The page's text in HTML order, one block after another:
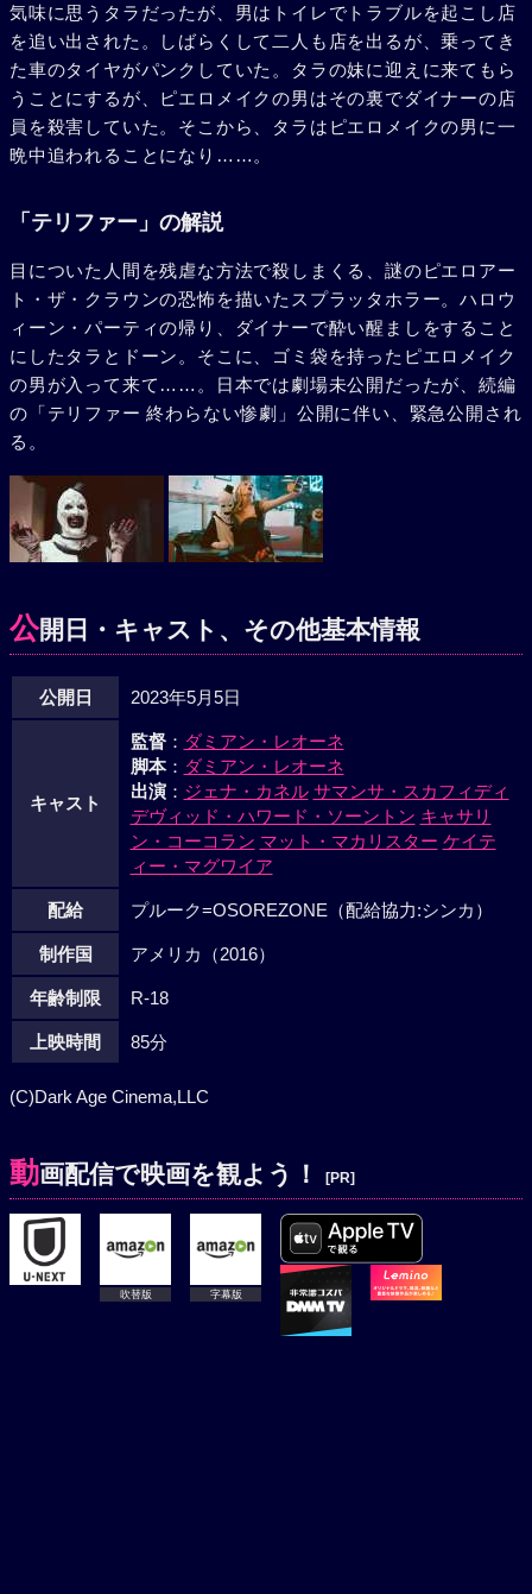
気味に思うタラだったが、男はトイレでトラブルを起こし店
を追い出された。しばらくして二人も店を出るが、乗ってき
た車のタイヤがパンクしていた。タラの妹に迎えに来てもら
うことにするが、ピエロメイクの男はその裏でダイナーの店
員を殺害していた。そこから、タラはピエロメイクの男に一
晩中追われることになり……。
「テリファー」の解説
目についた人間を残虐な方法で殺しまくる、謎のピエロアー
ト・ザ・クラウンの恐怖を描いたスプラッタホラー。ハロウ
ィーン・パーティの帰り、ダイナーで酔い醒ましをすること
にしたタラとドーン。そこに、ゴミ袋を持ったピエロメイク
の男が入って来て……。日本では劇場未公開だったが、続編
の「テリファー 終わらない惨劇」公開に伴い、緊急公開され
る。
公開日・キャスト、その他基本情報
公開日 2023年5月5日
キャスト
監督： ダミアン・レオーネ
脚本： ダミアン・レオーネ
出演： ジェナ・カネル サマンサ・スカフィディ
デヴィッド・ハワード・ソーントン キャサリ
ン・コーコラン マット・マカリスター ケイテ
ィー・マグワイア
配給 プルーク=OSOREZONE（配給協力:シンカ）
制作国 アメリカ（2016）
年齢制限 R-18
上映時間 85分
(C)Dark Age Cinema,LLC
動画配信で映画を観よう！ [PR]
吹替版 字幕版